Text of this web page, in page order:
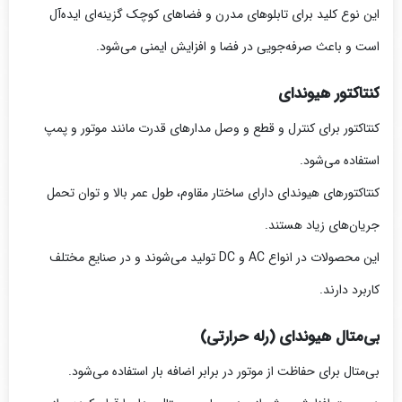
این نوع کلید برای تابلوهای مدرن و فضاهای کوچک گزینه‌ای ایده‌آل
است و باعث صرفه‌جویی در فضا و افزایش ایمنی می‌شود.
کنتاکتور هیوندای
کنتاکتور برای کنترل و قطع و وصل مدارهای قدرت مانند موتور و پمپ
استفاده می‌شود.
کنتاکتورهای هیوندای دارای ساختار مقاوم، طول عمر بالا و توان تحمل
جریان‌های زیاد هستند.
این محصولات در انواع AC و DC تولید می‌شوند و در صنایع مختلف
کاربرد دارند.
بی‌متال هیوندای (رله حرارتی)
بی‌متال برای حفاظت از موتور در برابر اضافه بار استفاده می‌شود.